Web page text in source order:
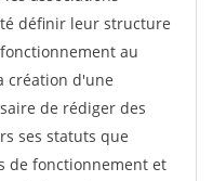
définir leur structure
au
création d'une
de rédiger des
ses statuts que
de fonctionnement et